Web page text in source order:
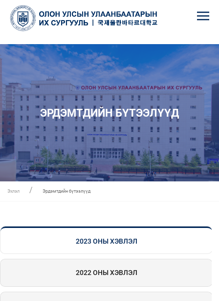
ЭРДЭМТДИЙН БҮТЭЭЛҮҮД
Эхлэл Эрдэмтдийн бүтээлүүд
2023 ОНЫ ХЭВЛЭЛ
2022 ОНЫ ХЭВЛЭЛ